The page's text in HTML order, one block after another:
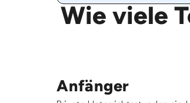
Wie viele
Anfänger